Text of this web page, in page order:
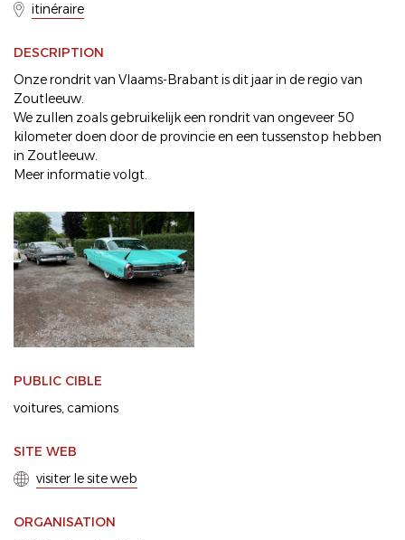
itinéraire
DESCRIPTION
Onze rondrit van Vlaams-Brabant is dit jaar in de regio van
Zoutleeuw.
We zullen zoals gebruikelijk een rondrit van ongeveer 50
kilometer doen door de provincie en een tussenstop hebben
in Zoutleeuw.
Meer informatie volgt.
PUBLIC CIBLE
voitures camions
SITE WEB
visiter le site web
ORGANISATION